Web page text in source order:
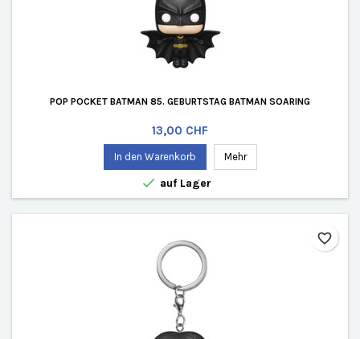
POP POCKET BATMAN 85. GEBURTSTAG BATMAN SOARING
Preis
13,00 CHF
In den Warenkorb Mehr
 auf Lager
favorite_border